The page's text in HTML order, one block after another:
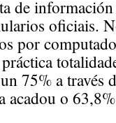
de
oficiais.
por
75% a través
acadou o